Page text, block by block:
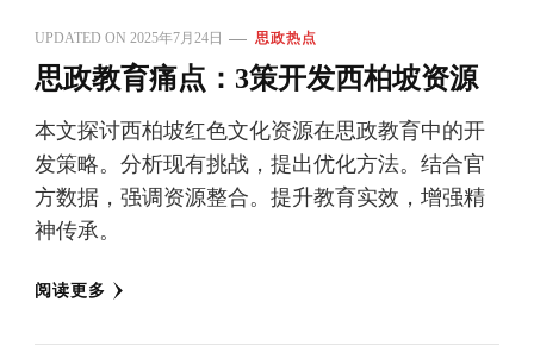
UPDATED ON 2025年7月24日 思政热点
思政教育痛点：3策开发西柏坡资源
本文探讨西柏坡红色文化资源在思政教育中的开
发策略。分析现有挑战，提出优化方法。结合官
方数据，强调资源整合。提升教育实效，增强精
神传承。
阅读更多